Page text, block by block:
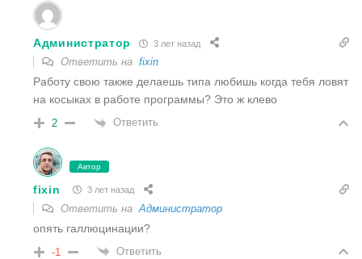
Администратор 3 лет назад
Ответить на fixin
Работу свою также делаешь типа любишь когда тебя ловят
на косыках в работе программы? Это ж клево
2 Ответить
Автор
fixin 3 лет назад
Ответить на Администратор
опять галлюцинации?
-1 Ответить